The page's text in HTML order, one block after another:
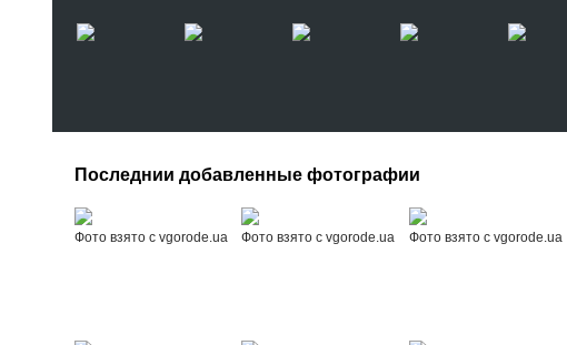
Последнии добавленные фотографии
Фото взято с vgorode.ua Фото взято с vgorode.ua Фото взято с vgorode.ua